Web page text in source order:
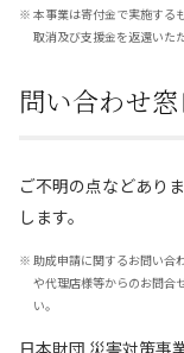
※ 本事業は寄付金で実施する
取消及び支援金を返還いた
問い合わせ窓
ご不明の点などあり
します。
※ 助成申請に関するお問い合
や代理店様等からのお問合
い。
日本財団 災害対策事